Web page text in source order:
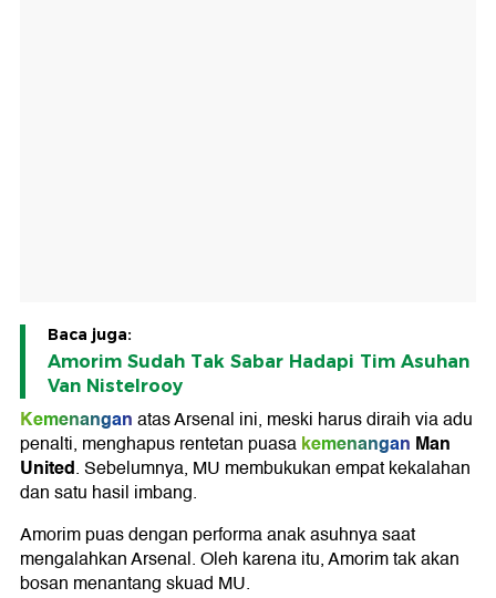
Baca juga:
Amorim Sudah Tak Sabar Hadapi Tim Asuhan
Van Nistelrooy
Kemenanganatas Arsenal ini, meski harus diraih via adu
penalti, menghapus rentetan puasakemenangan Man
United. Sebelumnya, MU membukukan empat kekalahan
dan satu hasil imbang.
Amorim puas dengan performa anak asuhnya saat
mengalahkan Arsenal. Oleh karena itu, Amorim tak akan
bosan menantang skuad MU.